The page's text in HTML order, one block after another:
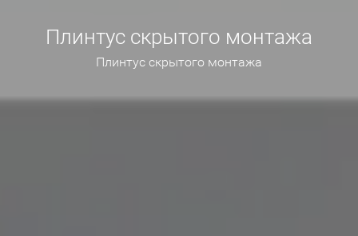
Плинтус скрытого монтажа
Плинтус скрытого монтажа